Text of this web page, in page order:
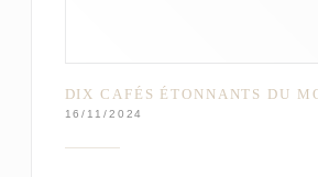
DIX CAFÉS ÉTONNANTS DU
16/11/2024